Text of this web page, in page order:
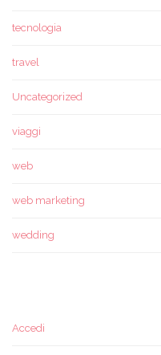
tecnologia
travel
Uncategorized
viaggi
web
web marketing
wedding
Accedi